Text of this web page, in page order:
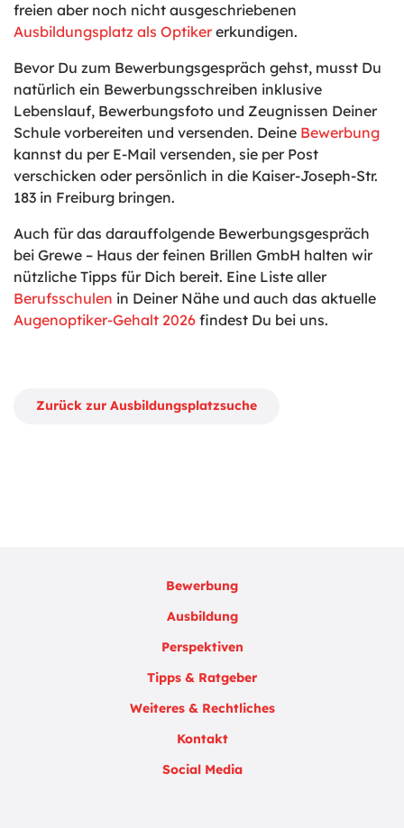
freien aber noch nicht ausgeschriebenen
Ausbildungsplatz als Optiker erkundigen.
Bevor Du zum Bewerbungsgespräch gehst, musst Du
natürlich ein Bewerbungsschreiben inklusive
Lebenslauf, Bewerbungsfoto und Zeugnissen Deiner
Schule vorbereiten und versenden. Deine Bewerbung
kannst du per E-Mail versenden, sie per Post
verschicken oder persönlich in die Kaiser-Joseph-Str.
183 in Freiburg bringen.
Auch für das darauffolgende Bewerbungsgespräch
bei Grewe – Haus der feinen Brillen GmbH halten wir
nützliche Tipps für Dich bereit. Eine Liste aller
Berufsschulen in Deiner Nähe und auch das aktuelle
Augenoptiker-Gehalt 2026 findest Du bei uns.
Zurück zur Ausbildungsplatzsuche
Bewerbung
Ausbildung
Perspektiven
Tipps & Ratgeber
Weiteres & Rechtliches
Kontakt
Social Media